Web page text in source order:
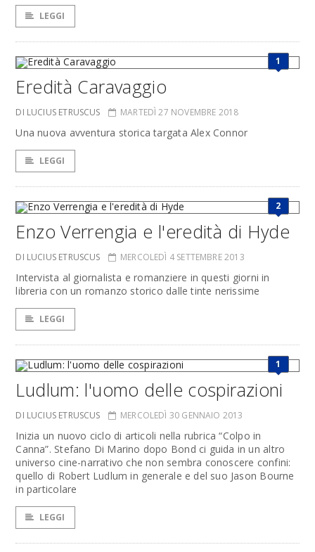
LEGGI
1
Eredità Caravaggio
DI LUCIUS ETRUSCUS MARTEDÌ 27 NOVEMBRE 2018
Una nuova avventura storica targata Alex Connor
LEGGI
2
Enzo Verrengia e l'eredità di Hyde
DI LUCIUS ETRUSCUS MERCOLEDÌ 4 SETTEMBRE 2013
Intervista al giornalista e romanziere in questi giorni in
libreria con un romanzo storico dalle tinte nerissime
LEGGI
1
Ludlum: l'uomo delle cospirazioni
DI LUCIUS ETRUSCUS MERCOLEDÌ 30 GENNAIO 2013
Inizia un nuovo ciclo di articoli nella rubrica “Colpo in
Canna”. Stefano Di Marino dopo Bond ci guida in un altro
universo cine-narrativo che non sembra conoscere confini:
quello di Robert Ludlum in generale e del suo Jason Bourne
in particolare
LEGGI